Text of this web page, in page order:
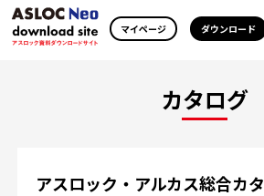
マイページ ダウンロード
カタログ
アスロック・アルカス総合カ